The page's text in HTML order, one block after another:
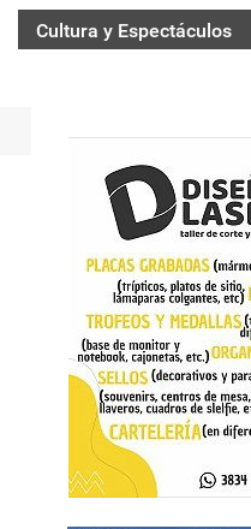
Cultura y Espectáculos